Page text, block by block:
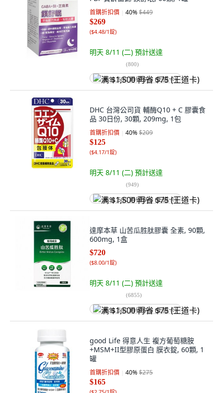
首購折扣價 40%$449
$269
($4.48/1錠)
明天 8/11 (二) 預計送達
(800)
满 $1,500 再省 $75 (王道卡)
DHC 台灣公司貨 輔酶Q10 + C 膠囊食
品 30日份, 30顆, 209mg, 1包
首購折扣價 40%$209
$125
($4.17/1錠)
明天 8/11 (二) 預計送達
(949)
满 $1,500 再省 $75 (王道卡)
達摩本草 山苦瓜胜肽膠囊 全素, 90顆,
600mg, 1盒
$720
($8.00/1錠)
明天 8/11 (二) 預計送達
(6855)
满 $1,500 再省 $75 (王道卡)
good Life 得意人生 複方葡萄糖胺
+MSM+II型膠原蛋白 膜衣錠, 60顆, 1
罐
首購折扣價 40%$275
$165